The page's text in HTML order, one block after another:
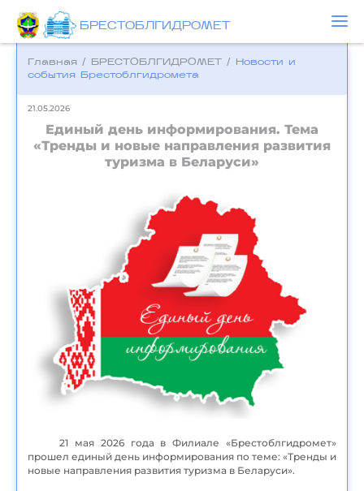
БРЕСТОБЛГИДРОМЕТ
Главная / БРЕСТОБЛГИДРОМЕТ /
Новости и
события Брестоблгидромета
21.05.2026
Единый день информирования. Тема
«Тренды и новые направления развития
туризма в Беларуси»
21 мая 2026 года в Филиале «Брестоблгидромет»
прошел единый день информирования по теме: «Тренды и
новые направления развития туризма в Беларуси».